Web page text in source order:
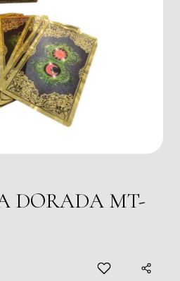
DORADA MT-